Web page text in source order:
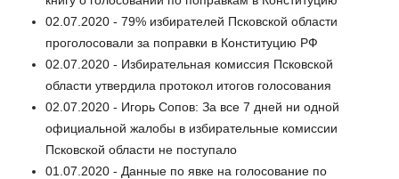
02.07.2020 - 79% избирателей Псковской области
проголосовали за поправки в Конституцию РФ
02.07.2020 - Избирательная комиссия Псковской
области утвердила протокол итогов голосования
02.07.2020 - Игорь Сопов: За все 7 дней ни одной
официальной жалобы в избирательные комиссии
Псковской области не поступало
01.07.2020 - Данные по явке на голосование по